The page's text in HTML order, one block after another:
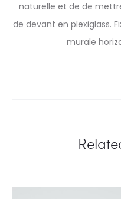
naturelle et de de
de devant en plexiglass.
murale